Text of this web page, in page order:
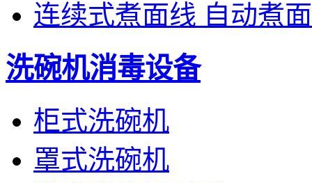
连续式煮面线 自动煮
洗碗机消毒设备
柜式洗碗机
罩式洗碗机